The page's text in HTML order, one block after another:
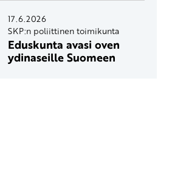
17.6.2026
SKP:n poliittinen toimikunta
Eduskunta avasi oven
ydinaseille Suomeen